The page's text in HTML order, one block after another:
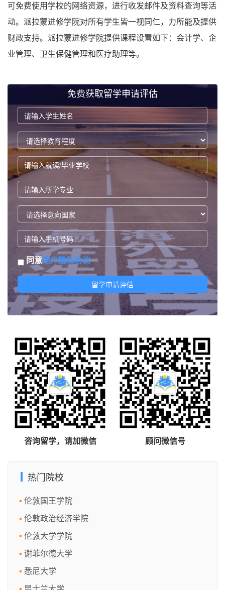
可免费使用学校的网络资源，进行收发邮件及资料查询等活
动。派拉蒙进修学院对所有学生皆一视同仁，力所能及提供
财政支持。派拉蒙进修学院提供课程设置如下：会计学、企
业管理、卫生保健管理和医疗助理等。
免费获取留学申请评估
同意用户隐私协议
留学申请评估
咨询留学，请加微信 顾问微信号
热门院校
伦敦国王学院
伦敦政治经济学院
伦敦大学学院
谢菲尔德大学
悉尼大学